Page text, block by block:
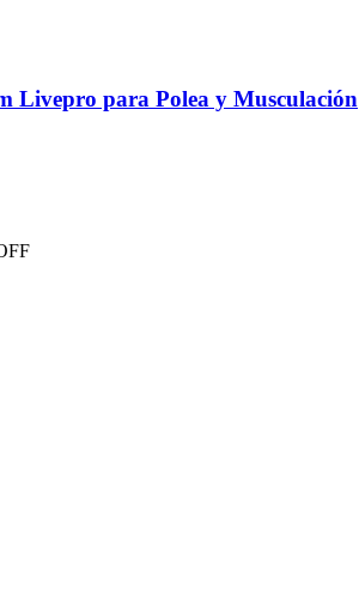
Livepro para Polea y Musculación